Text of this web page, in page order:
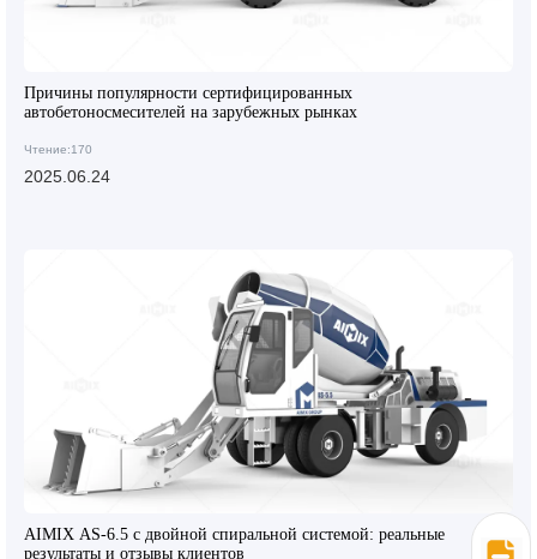
Причины популярности сертифицированных
автобетоносмесителей на зарубежных рынках
Чтение:170
2025.06.24
AIMIX AS-6.5 с двойной спиральной системой: реальные
результаты и отзывы клиентов